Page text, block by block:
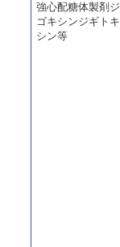
強心配糖体製剤ジ
ゴキシンジギトキ
シン等